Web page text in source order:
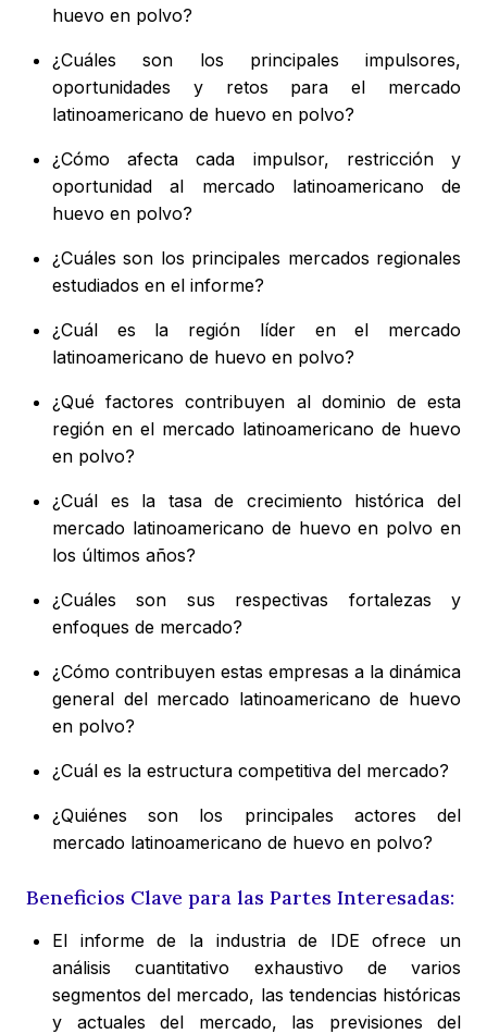
huevo en polvo?
¿Cuáles son los principales impulsores,
oportunidades y retos para el mercado
latinoamericano de huevo en polvo?
¿Cómo afecta cada impulsor, restricción y
oportunidad al mercado latinoamericano de
huevo en polvo?
¿Cuáles son los principales mercados regionales
estudiados en el informe?
¿Cuál es la región líder en el mercado
latinoamericano de huevo en polvo?
¿Qué factores contribuyen al dominio de esta
región en el mercado latinoamericano de huevo
en polvo?
¿Cuál es la tasa de crecimiento histórica del
mercado latinoamericano de huevo en polvo en
los últimos años?
¿Cuáles son sus respectivas fortalezas y
enfoques de mercado?
¿Cómo contribuyen estas empresas a la dinámica
general del mercado latinoamericano de huevo
en polvo?
¿Cuál es la estructura competitiva del mercado?
¿Quiénes son los principales actores del
mercado latinoamericano de huevo en polvo?
Beneficios Clave para las Partes Interesadas:
El informe de la industria de IDE ofrece un
análisis cuantitativo exhaustivo de varios
segmentos del mercado, las tendencias históricas
y actuales del mercado, las previsiones del